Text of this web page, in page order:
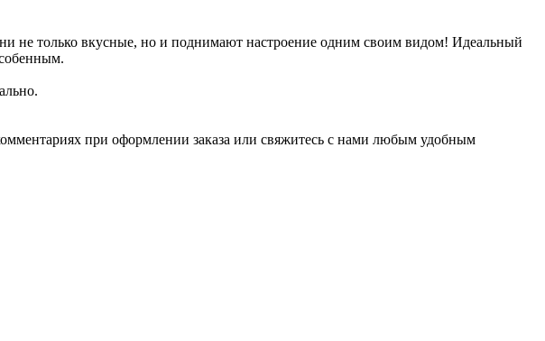
не только вкусные, но и поднимают настроение одним своим видом! Идеальный
при оформлении заказа или свяжитесь с нами любым удобным